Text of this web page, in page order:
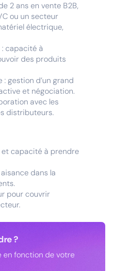
2 ans en vente B2B,
ou un secteur
électrique,
capacité à
des produits
gestion d’un grand
et négociation.
avec les
distributeurs.
capacité à prendre
dans la
pour couvrir
?
en fonction de votre